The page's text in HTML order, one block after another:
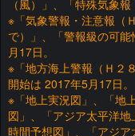
（風）」、「特殊気象
※「気象警報・注意報（
で）」、「警報級の可
月17日。
※「地方海上警報（Ｈ２
開始は 2017年5月17日。
※「地上実況図」、「地
図」、「アジア太平洋
時間予想図」、「アジ